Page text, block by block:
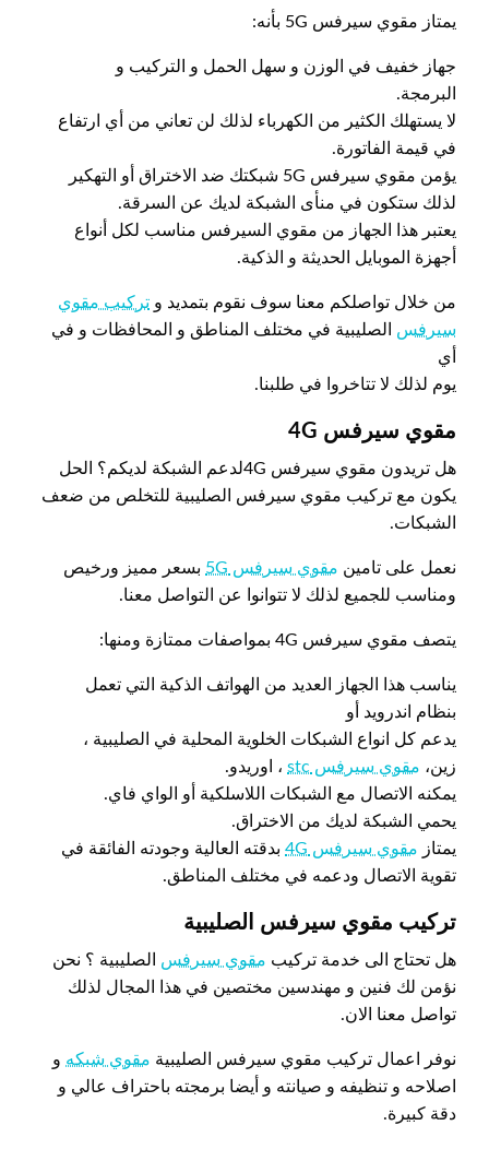
يمتاز مقوي سيرفس 5G بأنه:
جهاز خفيف في الوزن و سهل الحمل و التركيب و
البرمجة.
لا يستهلك الكثير من الكهرباء لذلك لن تعاني من أي ارتفاع
في قيمة الفاتورة.
يؤمن مقوي سيرفس 5G شبكتك ضد الاختراق أو التهكير
لذلك ستكون في منأى الشبكة لديك عن السرقة.
يعتبر هذا الجهاز من مقوي السيرفس مناسب لكل أنواع
أجهزة الموبايل الحديثة و الذكية.
من خلال تواصلكم معنا سوف نقوم بتمديد و تركيب مقوي
سيرفس الصليبية في مختلف المناطق و المحافظات و في
أي
يوم لذلك لا تتاخروا في طلبنا.
مقوي سيرفس 4 G
هل تريدون مقوي سيرفس 4Gلدعم الشبكة لديكم؟ الحل
يكون مع تركيب مقوي سيرفس الصليبية للتخلص من ضعف
الشبكات.
نعمل على تامين مقوي سيرفس 5G
بسعر مميز ورخيص
ومناسب للجميع لذلك لا تتوانوا عن التواصل معنا.
يتصف مقوي سيرفس 4G بمواصفات ممتازة ومنها:
يناسب هذا الجهاز العديد من الهواتف الذكية التي تعمل
بنظام اندرويد أو
يدعم كل انواع الشبكات الخلوية المحلية في الصليبية ،
زين، مقوي سيرفس stc
، اوريدو.
يمكنه الاتصال مع الشبكات اللاسلكية أو الواي فاي.
يحمي الشبكة لديك من الاختراق.
يمتاز مقوي سيرفس 4G
بدقته العالية وجودته الفائقة في
تقوية الاتصال ودعمه في مختلف المناطق.
تركيب مقوي سيرفس الصليبية
هل تحتاج الى خدمة تركيب مقوي سيرفس الصليبية ؟ نحن
نؤمن لك فنين و مهندسين مختصين في هذا المجال لذلك
تواصل معنا الان.
نوفر اعمال تركيب مقوي سيرفس الصليبية مقوي شبكه و
اصلاحه و تنظيفه و صيانته و أيضا برمجته باحتراف عالي و
دقة كبيرة.